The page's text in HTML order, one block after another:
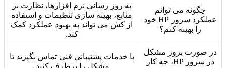
چگونه می توانم
عملکرد سرور HP خود
را بهینه کنم؟
به روز رسانی نرم افزارها، نظارت بر
منابع، بهینه سازی تنظیمات و استفاده
از کش می تواند به بهبود عملکرد کمک
کند.
در صورت بروز مشکل
در سرور HP، چه کار
با خدمات پشتیبانی فنی تماس بگیرید تا
مشکل را برطرف کنند.